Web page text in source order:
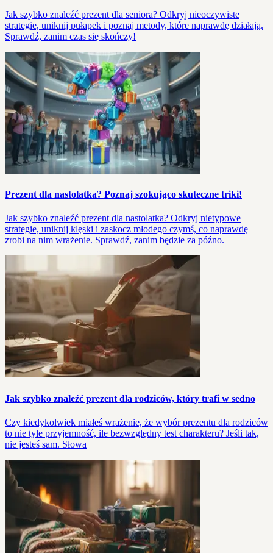
Jak szybko znaleźć prezent dla seniora? Odkryj nieoczywiste
strategie, uniknij pułapek i poznaj metody, które naprawdę działają.
Sprawdź, zanim czas się skończy!
Prezent dla nastolatka? Poznaj szokująco skuteczne triki!
Jak szybko znaleźć prezent dla nastolatka? Odkryj nietypowe
strategie, uniknij klęski i zaskocz młodego czymś, co naprawdę
zrobi na nim wrażenie. Sprawdź, zanim będzie za późno.
Jak szybko znaleźć prezent dla rodziców, który trafi w sedno
Czy kiedykolwiek miałeś wrażenie, że wybór prezentu dla rodziców
to nie tyle przyjemność, ile bezwzględny test charakteru? Jeśli tak,
nie jesteś sam. Słowa